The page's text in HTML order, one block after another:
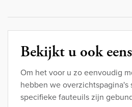
Bekijkt u ook
Om het voor u zo eenvoudig
hebben we overzichtspagina's
specifieke fauteuils zijn